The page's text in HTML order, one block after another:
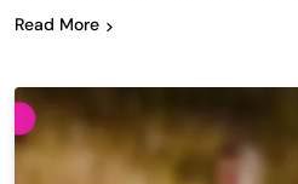
Read More